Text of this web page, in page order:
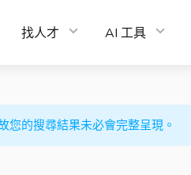
找人才 AI 工具
您的搜尋結果未必會完整呈現。